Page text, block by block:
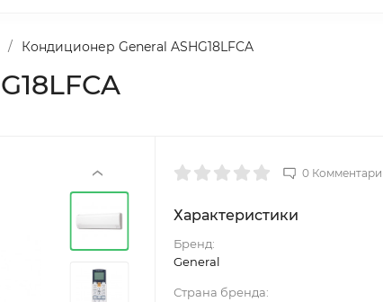
/ Кондиционер General ASHG18LFCA
‹ 0
Характеристики
Бренд:
General
Страна бренда: